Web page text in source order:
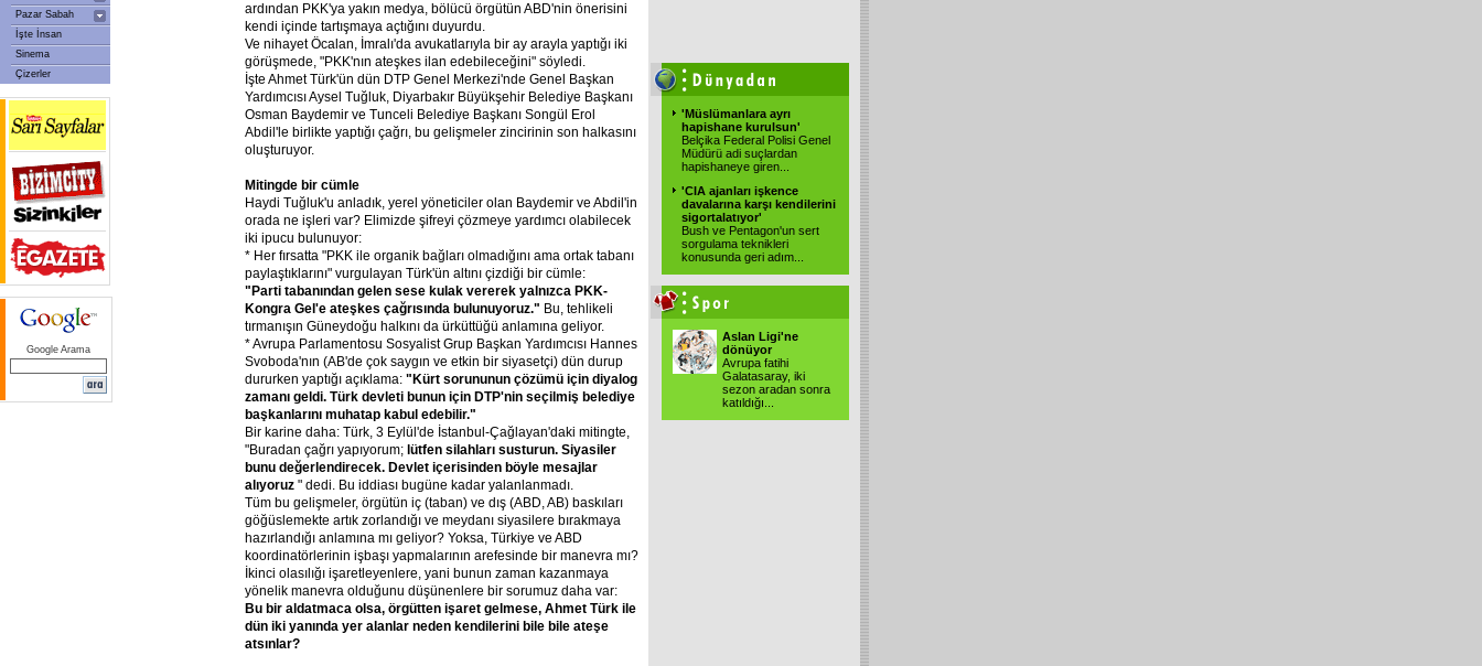
Pazar Sabah
İşte İnsan
Sinema
Çizerler
Google Arama
ardından PKK'ya yakın medya, bölücü örgütün ABD'nin önerisini
kendi içinde tartışmaya açtığını duyurdu.
Ve nihayet Öcalan, İmralı'da avukatlarıyla bir ay arayla yaptığı iki
görüşmede, "PKK'nın ateşkes ilan edebileceğini" söyledi.
İşte Ahmet Türk'ün dün DTP Genel Merkezi'nde Genel Başkan
Yardımcısı Aysel Tuğluk, Diyarbakır Büyükşehir Belediye Başkanı
Osman Baydemir ve Tunceli Belediye Başkanı Songül Erol
Abdil'le birlikte yaptığı çağrı, bu gelişmeler zincirinin son halkasını
oluşturuyor.
Mitingde bir cümle
Haydi Tuğluk'u anladık, yerel yöneticiler olan Baydemir ve Abdil'in
orada ne işleri var? Elimizde şifreyi çözmeye yardımcı olabilecek
iki ipucu bulunuyor:
* Her fırsatta "PKK ile organik bağları olmadığını ama ortak tabanı
paylaştıklarını" vurgulayan Türk'ün altını çizdiği bir cümle:
"Parti tabanından gelen sese kulak vererek yalnızca PKK-
Kongra Gel'e ateşkes çağrısında bulunuyoruz." Bu, tehlikeli
tırmanışın Güneydoğu halkını da ürküttüğü anlamına geliyor.
* Avrupa Parlamentosu Sosyalist Grup Başkan Yardımcısı Hannes
Svoboda'nın (AB'de çok saygın ve etkin bir siyasetçi) dün durup
dururken yaptığı açıklama: "Kürt sorununun çözümü için diyalog
zamanı geldi. Türk devleti bunun için DTP'nin seçilmiş belediye
başkanlarını muhatap kabul edebilir."
Bir karine daha: Türk, 3 Eylül'de İstanbul-Çağlayan'daki mitingte,
"Buradan çağrı yapıyorum; lütfen silahları susturun. Siyasiler
bunu değerlendirecek. Devlet içerisinden böyle mesajlar
alıyoruz " dedi. Bu iddiası bugüne kadar yalanlanmadı.
Tüm bu gelişmeler, örgütün iç (taban) ve dış (ABD, AB) baskıları
göğüslemekte artık zorlandığı ve meydanı siyasilere bırakmaya
hazırlandığı anlamına mı geliyor? Yoksa, Türkiye ve ABD
koordinatörlerinin işbaşı yapmalarının arefesinde bir manevra mı?
İkinci olasılığı işaretleyenlere, yani bunun zaman kazanmaya
yönelik manevra olduğunu düşünenlere bir sorumuz daha var:
Bu bir aldatmaca olsa, örgütten işaret gelmese, Ahmet Türk ile
dün iki yanında yer alanlar neden kendilerini bile bile ateşe
atsınlar?
'Müslümanlara ayrı
hapishane kurulsun'
Belçika Federal Polisi Genel
Müdürü adi suçlardan
hapishaneye giren...
'CIA ajanları işkence
davalarına karşı kendilerini
sigortalatıyor'
Bush ve Pentagon'un sert
sorgulama teknikleri
konusunda geri adım...
Aslan Ligi'ne
dönüyor
Avrupa fatihi
Galatasaray, iki
sezon aradan sonra
katıldığı...